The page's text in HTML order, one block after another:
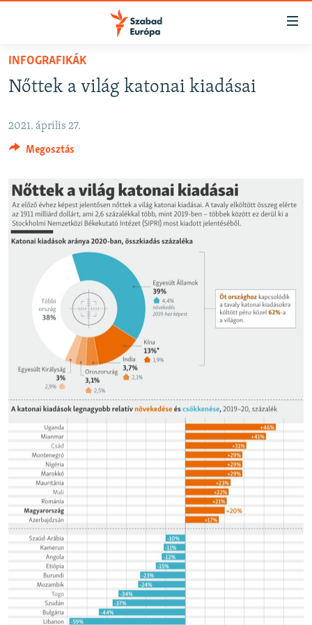
Akadálymentes
Ugrás
fő
Ugrás
tartalomjegyzékre
keresésre
NAPIRENDEN
PODCASTOK
VIDEÓK
NER15
SZABADON
TÁRSADALOM
DEMOKRÁCIA
A PÉNZ NYOMÁBAN
EURÓPAI UNIÓ
KLÍMAVÁLTOZÁS
A MÚLT TANULSÁGAI
KÖVESSEN MINKET!
Valamennyi RFE/RL weboldal
INFOGRAFIKÁK
Nőttek a világ katonai kiadásai
2021. április 27.
Megosztás